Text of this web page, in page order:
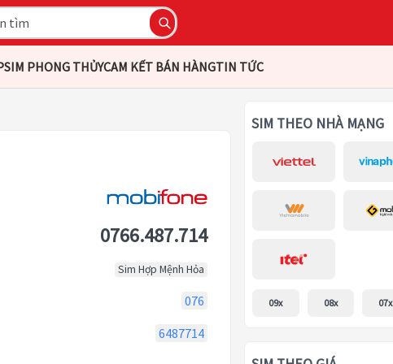
SIM PHONG THỦYCAM KẾT BÁN HÀNGTIN TỨC
0766.487.714
Sim Hợp Mệnh Hỏa
076
6487714
SIM THEO NHÀ MẠNG
09x 08x 07x